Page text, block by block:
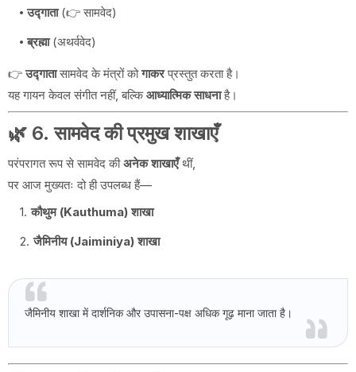
उद्गाता(👉 सामवेद)
ब्रह्मा(अथर्ववेद)
👉उद्गातासामवेद के मंत्रों कोगाकरप्रस्तुत करता है।
यह गायन केवल संगीत नहीं, बल्किआध्यात्मिक साधनाहै।
🌿 6. सामवेद की प्रमुख शाखाएँ
परंपरागत रूप से सामवेद कीअनेक शाखाएँथीं,
पर आज मुख्यतः दो ही उपलब्ध हैं—
कौथुम (Kauthuma) शाखा
जैमिनीय (Jaiminiya) शाखा
जैमिनीय शाखा में दार्शनिक और उपासना-पक्ष अधिक गूढ़ माना जाता है।